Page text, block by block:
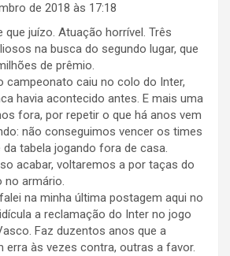
de 2018 às 17:18
que juízo. Atuação horrível. Três
na busca do segundo lugar, que
de prêmio.
campeonato caiu no colo do Inter,
havia acontecido antes. E mais uma
fora, por repetir o que há anos vem
não conseguimos vencer os times
da tabela jogando fora de casa.
acabar, voltaremos a por taças do
no armário.
na minha última postagem aqui no
a reclamação do Inter no jogo
Faz duzentos anos que a
erra às vezes contra, outras a favor.